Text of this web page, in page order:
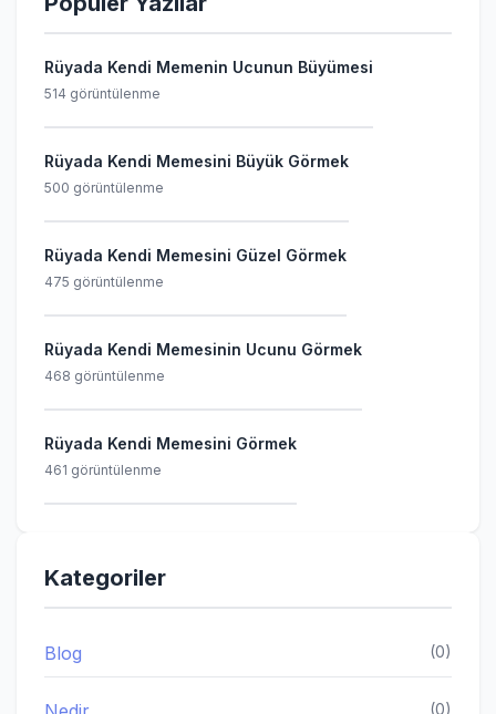
Rüyada Kendi Memenin Ucunun Büyümesi
514 görüntülenme
Rüyada Kendi Memesini Büyük Görmek
500 görüntülenme
Rüyada Kendi Memesini Güzel Görmek
475 görüntülenme
Rüyada Kendi Memesinin Ucunu Görmek
468 görüntülenme
Rüyada Kendi Memesini Görmek
461 görüntülenme
Kategoriler
Blog (0)
(0)